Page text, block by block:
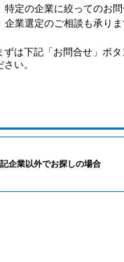
特定の企業に絞ってのお
企業選定のご相談も承り
ずは下記「お問合せ」ボ
さい。
企業以外でお探しの場合